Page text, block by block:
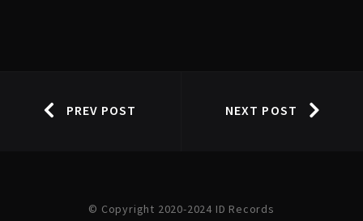
PREV POST NEXT POST
© Copyright 2020-2024 ID Records